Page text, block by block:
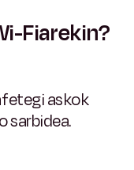
Fiarekin?
askok
sarbidea.